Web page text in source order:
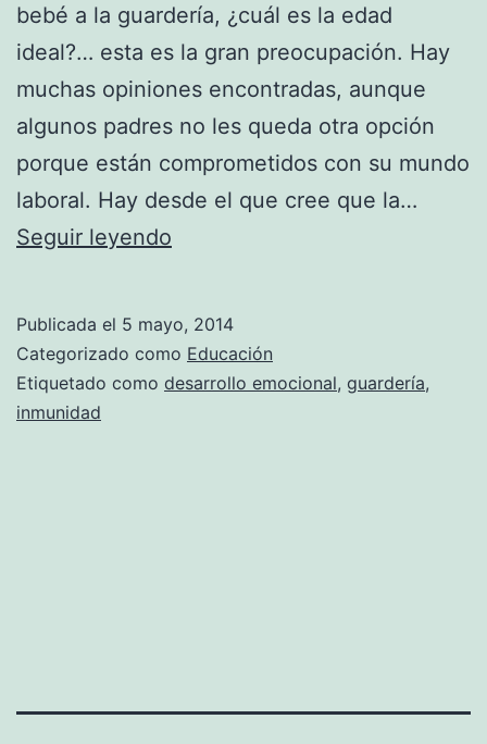
bebé a la guardería, ¿cuál es la edad
ideal?… esta es la gran preocupación. Hay
muchas opiniones encontradas, aunque
algunos padres no les queda otra opción
porque están comprometidos con su mundo
laboral. Hay desde el que cree que la…
Seguir leyendo
para
ir
Publicada el 5 mayo, 2014
Categorizado como Educación
Etiquetado como desarrollo emocional, guardería,
inmunidad